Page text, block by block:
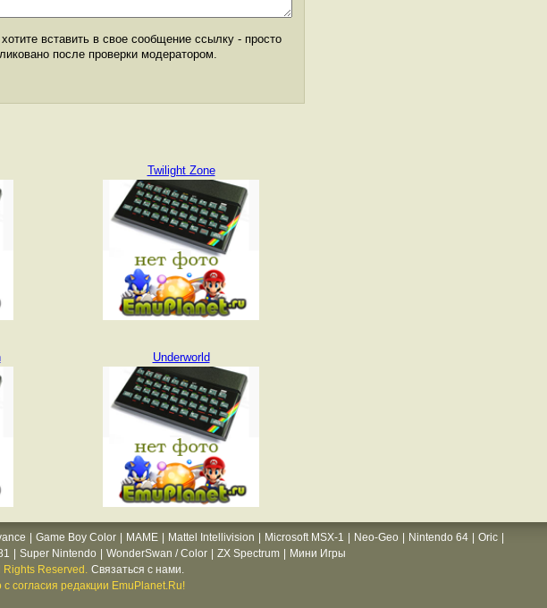
вставить в свое сообщение ссылку - просто
после проверки модератором.
Twilight Zone
Underworld
Game Boy Color MAME Mattel Intellivision Microsoft MSX-1 Neo-Geo Nintendo 64 Oric
Super Nintendo WonderSwan / Color ZX Spectrum
Мини Игры
Reserved. Связаться с нами.
согласия редакции EmuPlanet.Ru!